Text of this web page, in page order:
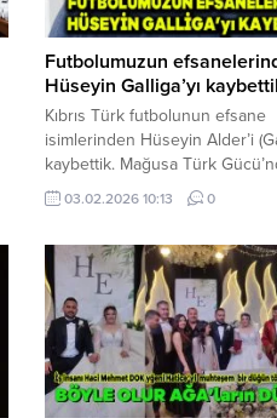
Futbolumuzun
Hüseyin Galliga’yı
Kıbrıs Türk futbolunun efsane
isimlerinden Hüseyin Alder’i
kaybettik. Mağusa Türk
yıllar forma giyen, başarılara
yıldız futbolcu Güney Kıbrıs ekibi
yapmıştı. Mükemmel
yanında karakteri ile de iz
5 Şubat Perşembe günü
defnedilecek.
03.02.2026 10:13 0